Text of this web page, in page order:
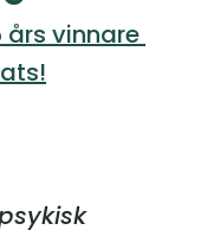
års vinnare